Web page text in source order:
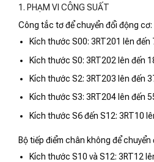
1. PHẠM VI CÔNG SUẤT
Công tắc tơ để chuyển đổi động cơ:
Kích thước S00: 3RT201 lên đến
Kích thước S0: 3RT202 lên đến
Kích thước S2: 3RT203 lên đến
Kích thước S3: 3RT204 lên đến
Kích thước S6 đến S12: 3RT10
Bộ tiếp điểm chân không để chuyển
Kích thước S10 và S12: 3RT12